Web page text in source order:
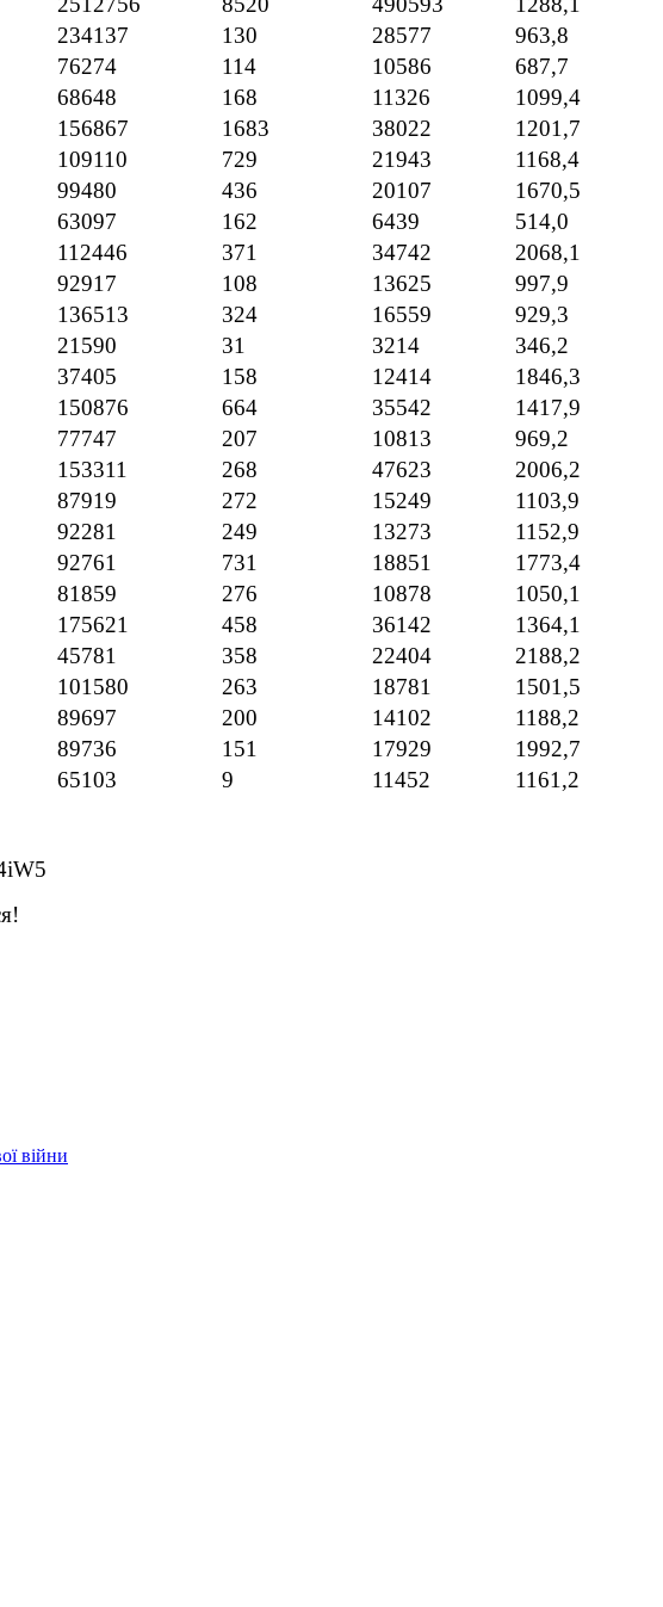
234137 130 28577
963,8
76274 114 10586
687,7
68648 168 11326
1099,4
156867 1683 38022
1201,7
109110 729 21943
1168,4
99480 436 20107
1670,5
63097 162 6439
514,0
112446 371 34742
2068,1
92917 108 13625
997,9
136513 324 16559
929,3
21590 31 3214
346,2
37405 158 12414
1846,3
150876 664 35542
1417,9
77747 207 10813
969,2
153311 268 47623
2006,2
87919 272 15249
1103,9
92281 249 13273
1152,9
92761 731 18851
1773,4
81859 276 10878
1050,1
175621 458 36142
1364,1
45781 358 22404
2188,2
101580 263 18781
1501,5
89697 200 14102
1188,2
89736 151 17929
1992,7
65103 9 11452 1161,2
війни